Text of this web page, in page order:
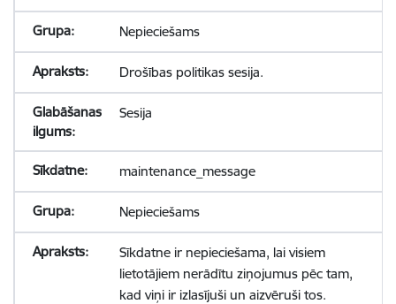
Nepieciešams
Drošības politikas sesija.
Sesija
maintenance_message
Nepieciešams
Sīkdatne ir nepieciešama, lai visiem
lietotājiem nerādītu ziņojumus pēc tam,
kad viņi ir izlasījuši un aizvēruši tos.